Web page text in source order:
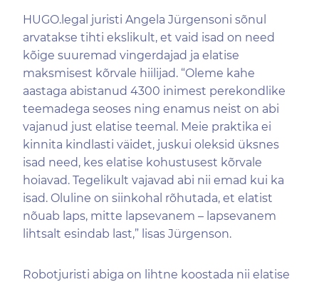
HUGO.legal juristi Angela Jürgensoni sõnul
arvatakse tihti ekslikult, et vaid isad on need
kõige suuremad vingerdajad ja elatise
maksmisest kõrvale hiilijad. “Oleme kahe
aastaga abistanud 4300 inimest perekondlike
teemadega seoses ning enamus neist on abi
vajanud just elatise teemal. Meie praktika ei
kinnita kindlasti väidet, juskui oleksid üksnes
isad need, kes elatise kohustusest kõrvale
hoiavad. Tegelikult vajavad abi nii emad kui ka
isad. Oluline on siinkohal rõhutada, et elatist
nõuab laps, mitte lapsevanem – lapsevanem
lihtsalt esindab last,” lisas Jürgenson.
Robotjuristi abiga on lihtne koostada nii elatise